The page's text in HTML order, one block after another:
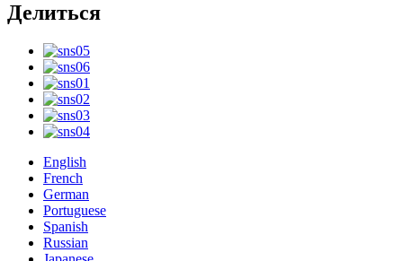
Делиться
English
French
German
Portuguese
Spanish
Russian